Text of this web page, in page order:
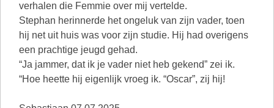
verhalen die Femmie over mij vertelde.
Stephan herinnerde het ongeluk van zijn vader, toen
hij net uit huis was voor zijn studie. Hij had overigens
een prachtige jeugd gehad.
“Ja jammer, dat ik je vader niet heb gekend” zei ik.
“Hoe heette hij eigenlijk vroeg ik. “Oscar”, zij hij!